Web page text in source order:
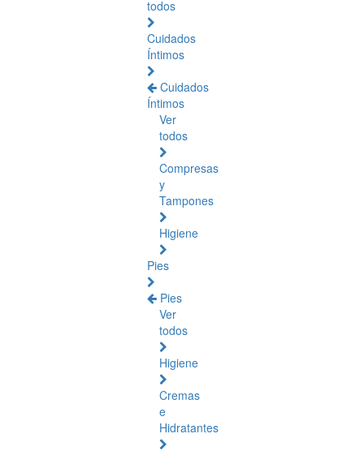
todos
Cuidados
Íntimos
Cuidados
Íntimos
Ver
todos
Compresas
y
Tampones
Higiene
Pies
Pies
Ver
todos
Higiene
Cremas
e
Hidratantes